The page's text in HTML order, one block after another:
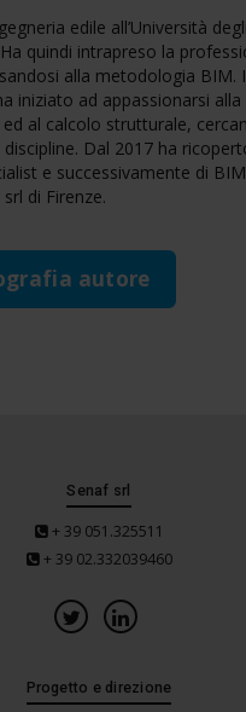
edile all’Università
quindi intrapreso la
alla metodologia BIM.
iniziato ad appassionarsi alla
al calcolo strutturale,
Dal 2017 ha
e successivamente di
di Firenze.
autore
Senaf srl
+ 39 051.325511
+ 39 02.332039460
Progetto e direzione